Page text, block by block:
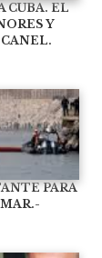
CUBA. EL
Y
PARA